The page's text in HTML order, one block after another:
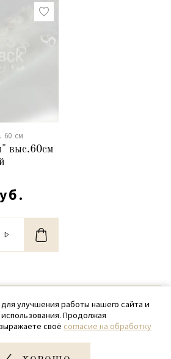
60 см
выс.60см
- 2026 SamPack
(918) 699-97-87
улучшения работы нашего сайта и
Продолжая
своё согласие на обработку